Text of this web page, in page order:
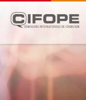
ABIDJAN
CASABLANCA
JEDDAH